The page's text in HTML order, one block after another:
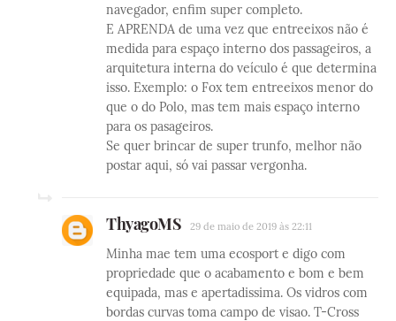
navegador, enfim super completo.
E APRENDA de uma vez que entreeixos não é
medida para espaço interno dos passageiros, a
arquitetura interna do veículo é que determina
isso. Exemplo: o Fox tem entreeixos menor do
que o do Polo, mas tem mais espaço interno
para os pasageiros.
Se quer brincar de super trunfo, melhor não
postar aqui, só vai passar vergonha.
ThyagoMS 29 de maio de 2019 às 22:11
Minha mae tem uma ecosport e digo com
propriedade que o acabamento e bom e bem
equipada, mas e apertadissima. Os vidros com
bordas curvas toma campo de visao. T-Cross